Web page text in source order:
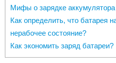
Мифы о зарядке аккумулятора
Как определить, что батарея
нерабочее состояние?
Как экономить заряд батареи?